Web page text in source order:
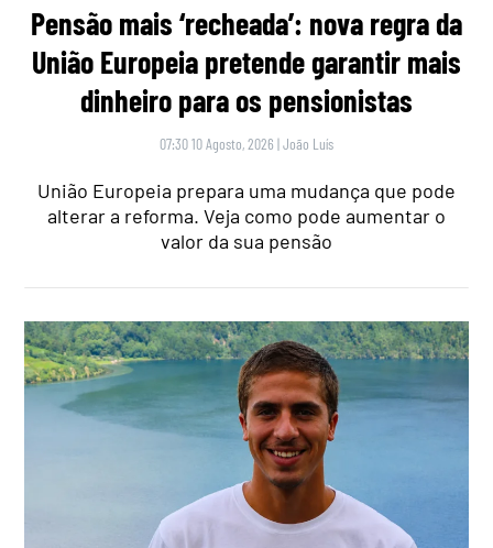
Pensão mais ‘recheada’: nova regra da
União Europeia pretende garantir mais
dinheiro para os pensionistas
07:30 10 Agosto, 2026 |João Luís
União Europeia prepara uma mudança que pode
alterar a reforma. Veja como pode aumentar o
valor da sua pensão